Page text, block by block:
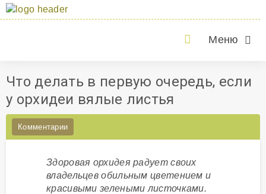
Меню
Что делать в первую очередь, если
у орхидеи вялые листья
Комментарии
Здоровая орхидея радует своих
владельцев обильным цветением и
красивыми зелеными листочками.